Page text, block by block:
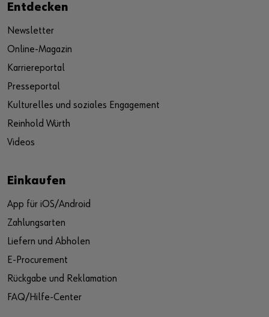
Entdecken
Newsletter
Online-Magazin
Karriereportal
Presseportal
Kulturelles und soziales Engagement
Reinhold Würth
Videos
Einkaufen
App für iOS/Android
Zahlungsarten
Liefern und Abholen
E-Procurement
Rückgabe und Reklamation
FAQ/Hilfe-Center